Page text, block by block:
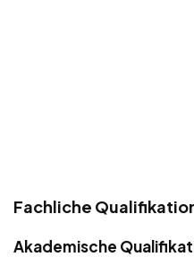
Fachliche
Akademische